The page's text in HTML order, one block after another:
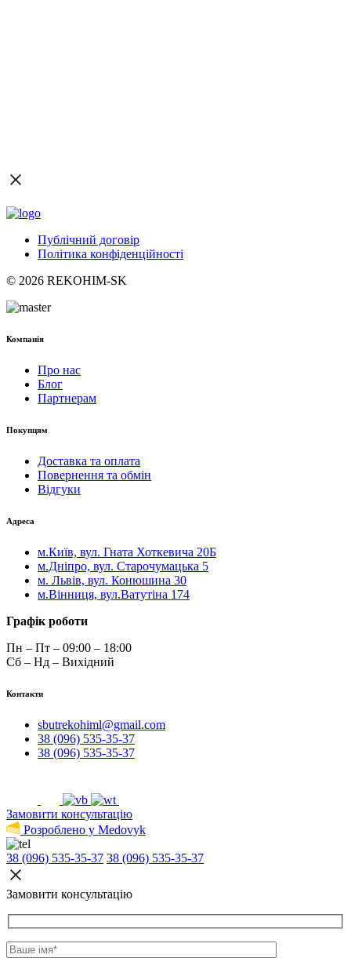
Публічний договір
Політика конфіденційності
© 2026 REKOHIM-SK
Компанія
Про нас
Блог
Партнерам
Покупцям
Доставка та оплата
Повернення та обмін
Відгуки
Адреса
м.Київ, вул. Гната Хоткевича 20Б
м.Дніпро, вул. Старочумацька 5
м. Львів, вул. Конюшина 30
м.Вінниця, вул.Ватутіна 174
Графік роботи
Пн – Пт – 09:00 – 18:00
Сб – Нд – Вихідний
Контакти
sbutrekohiml@gmail.com
38 (096) 535-35-37
38 (096) 535-35-37
Замовити консультацію
Розроблено у Medovyk
38 (096) 535-35-37 38 (096) 535-35-37
Замовити консультацію